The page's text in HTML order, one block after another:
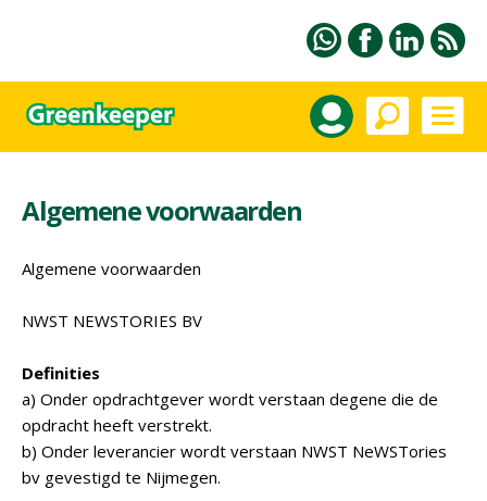
Algemene voorwaarden
Algemene voorwaarden
NWST NEWSTORIES BV
Definities
a) Onder opdrachtgever wordt verstaan degene die de
opdracht heeft verstrekt.
b) Onder leverancier wordt verstaan NWST NeWSTories
bv gevestigd te Nijmegen.